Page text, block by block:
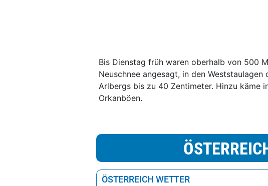
Bis Dienstag früh waren oberhalb von 500
Neuschnee angesagt, in den
Arlbergs bis zu 40 Zentimeter. Hinzu käme
Orkanböen.
ÖSTERREICH WETTER